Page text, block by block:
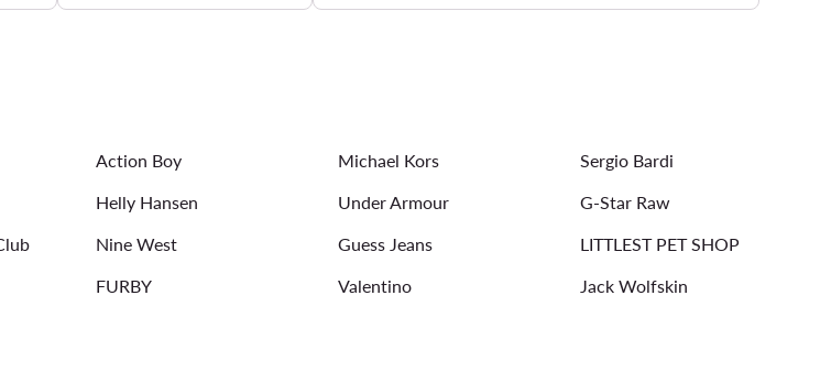
Action Boy Michael Kors
Sergio Bardi
Helly Hansen Under Armour
G-Star Raw
Nine West Guess Jeans
LITTLEST PET SHOP
FURBY Valentino Jack Wolfskin